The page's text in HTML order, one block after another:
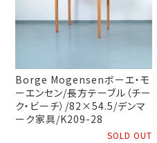
Borge Mogensenボーエ・モ
ーエンセン/長方テーブル（チー
ク・ビーチ）/82×54.5/デンマ
ーク家具/K209-28
SOLD OUT